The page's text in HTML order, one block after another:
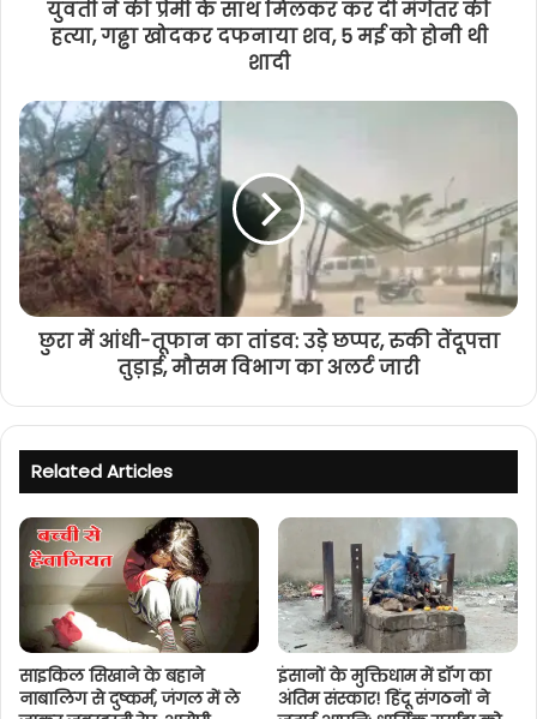
युवती ने की प्रेमी के साथ मिलकर कर दी मंगेतर की
हत्या, गढ्ढा खोदकर दफनाया शव, 5 मई को होनी थी
शादी
छुरा में आंधी-तूफान का तांडव: उड़े छप्पर, रुकी तेंदूपत्ता
तुड़ाई, मौसम विभाग का अलर्ट जारी
Related Articles
साइकिल सिखाने के बहाने
नाबालिग से दुष्कर्म, जंगल में ले
इंसानों के मुक्तिधाम में डॉग का
अंतिम संस्कार! हिंदू संगठनों ने